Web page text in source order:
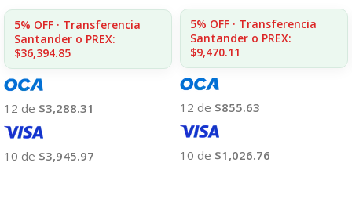
5% OFF · Transferencia
Santander o PREX:
$36,394.85
12 de $3,288.31
10 de $3,945.97
5% OFF · Transferencia
Santander o PREX:
$9,470.11
12 de $855.63
10 de $1,026.76